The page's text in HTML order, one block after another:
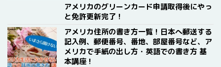
アメリカのグリーンカード申請取得後にやっ
と免許更新完了！
アメリカ住所の書き方一覧！日本へ郵送する
記入例、郵便番号、番地、部屋番号など、ア
メリカで手紙の出し方・英語での書き方 基
本講座！